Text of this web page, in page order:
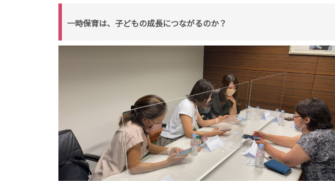
一時保育は、子どもの成長につながるのか？